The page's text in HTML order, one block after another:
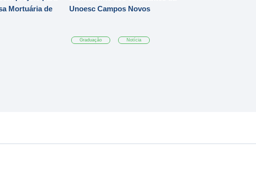
Mortuária de
Unoesc Campos Novos
Graduação Notícia